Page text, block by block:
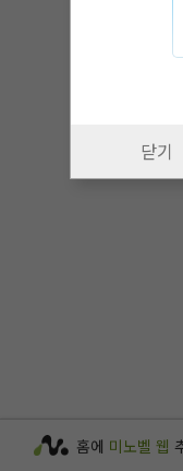
닫기
홈에 미노벨 웹